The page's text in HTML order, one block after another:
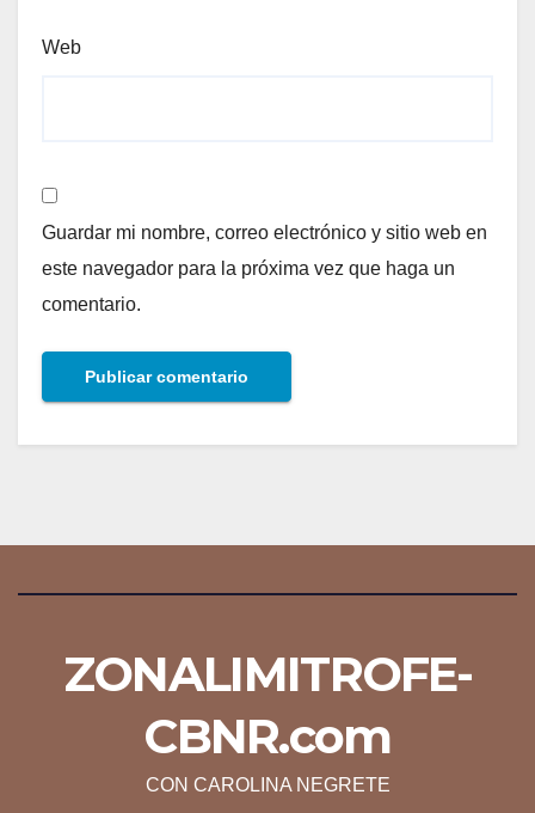
Web
Guardar mi nombre, correo electrónico y sitio web en
este navegador para la próxima vez que haga un
comentario.
ZONALIMITROFE-
CBNR.com
CON CAROLINA NEGRETE